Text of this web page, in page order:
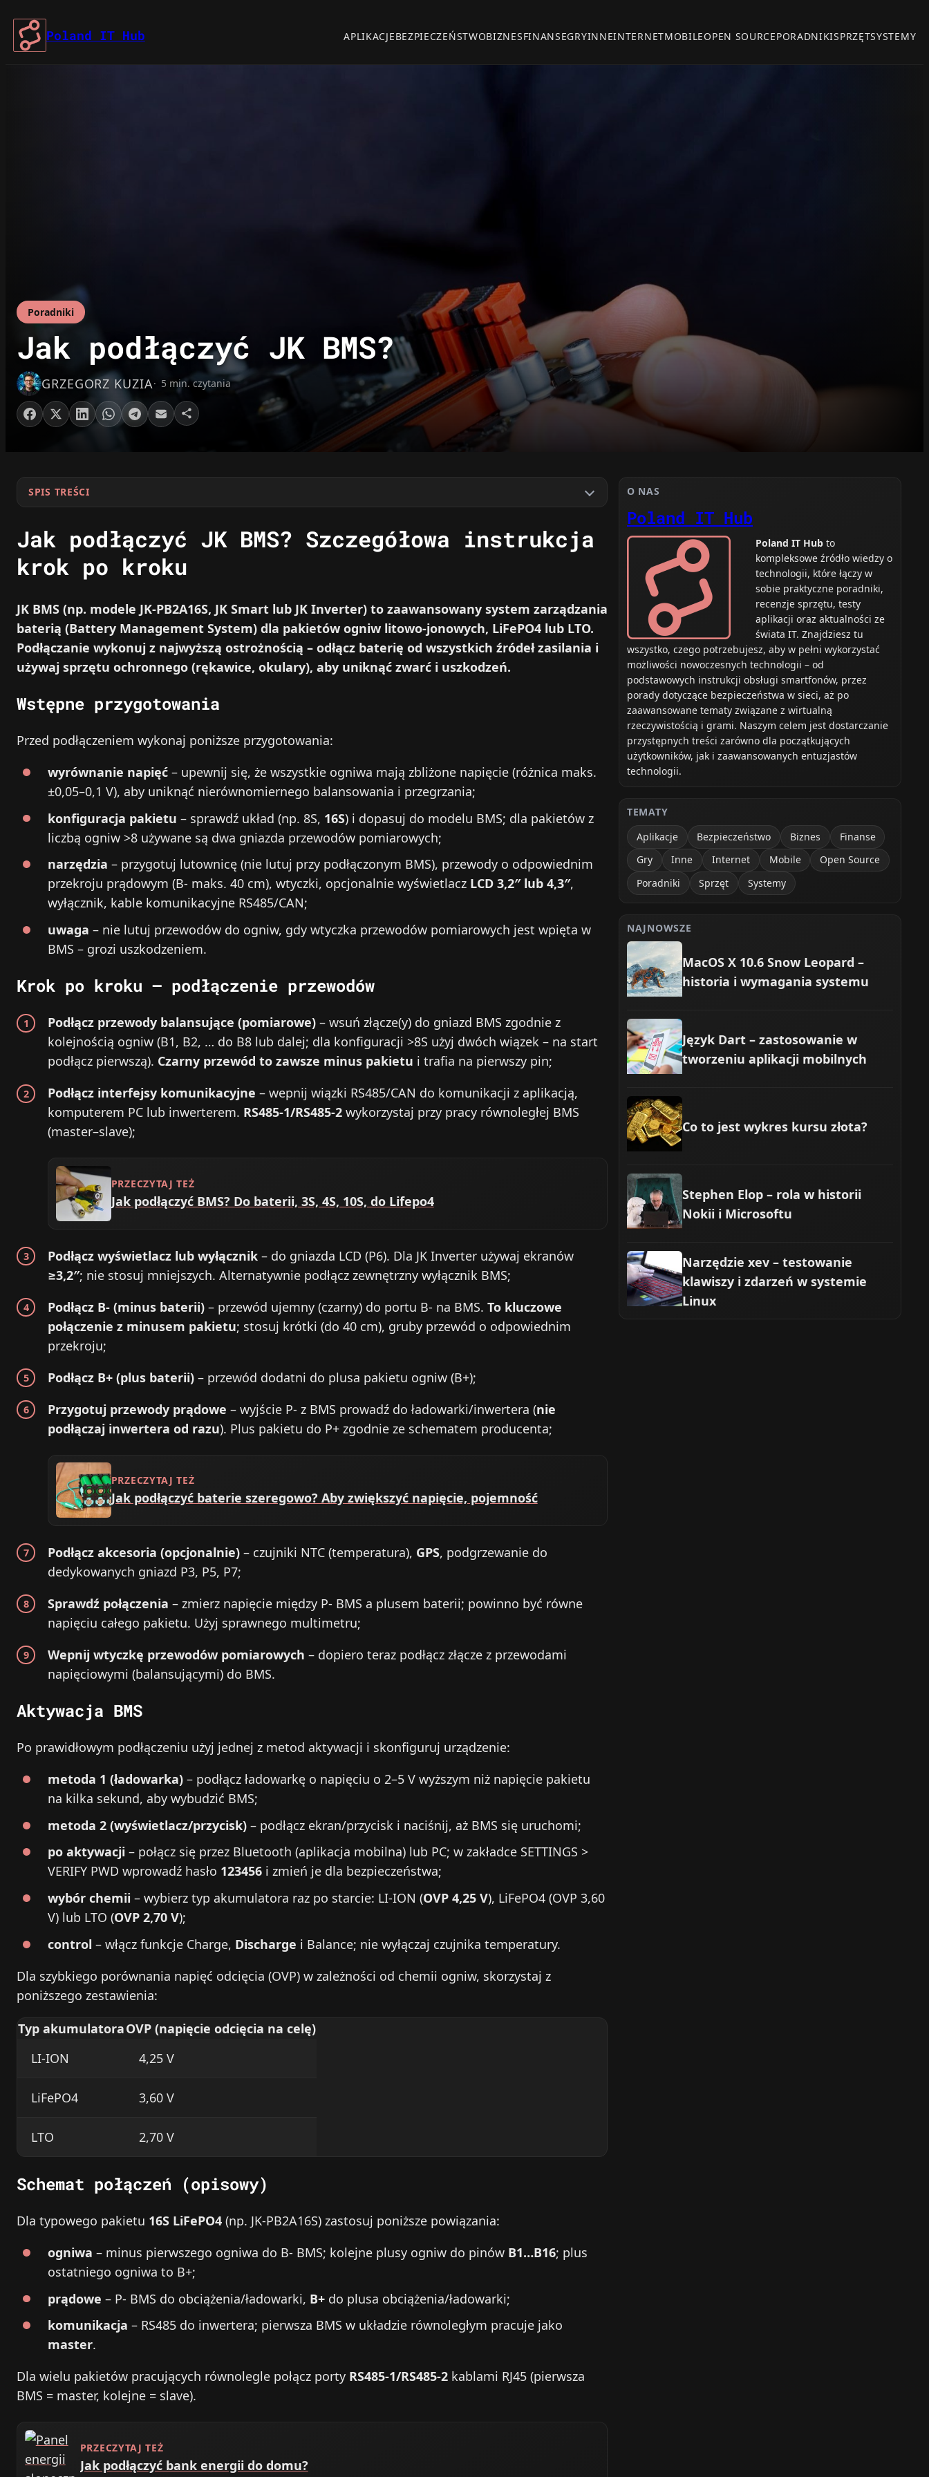
Przejdź
do
treści
Poland IT Hub APLIKACJEBEZPIECZEŃSTWOBIZNESFINANSEGRYINNEINTERNETMOBILEOPEN SOURCEPORADNIKISPRZĘTSYSTEMY
Poradniki
Jak podłączyć JK BMS?
GRZEGORZ KUZIA 5 min. czytania
SPIS TREŚCI
Jak podłączyć JK BMS? Szczegółowa instrukcja
krok po kroku
JK BMS (np. modele JK-PB2A16S, JK Smart lub JK Inverter) to zaawansowany system zarządzania
baterią (Battery Management System) dla pakietów ogniw litowo-jonowych, LiFePO4 lub LTO.
Podłączanie wykonuj z najwyższą ostrożnością – odłącz baterię od wszystkich źródeł zasilania i
używaj sprzętu ochronnego (rękawice, okulary), aby uniknąć zwarć i uszkodzeń.
Wstępne przygotowania
Przed podłączeniem wykonaj poniższe przygotowania:
wyrównanie napięć – upewnij się, że wszystkie ogniwa mają zbliżone napięcie (różnica maks.
±0,05–0,1 V), aby uniknąć nierównomiernego balansowania i przegrzania;
konfiguracja pakietu – sprawdź układ (np. 8S, 16S) i dopasuj do modelu BMS; dla pakietów z
liczbą ogniw >8 używane są dwa gniazda przewodów pomiarowych;
narzędzia – przygotuj lutownicę (nie lutuj przy podłączonym BMS), przewody o odpowiednim
przekroju prądowym (B- maks. 40 cm), wtyczki, opcjonalnie wyświetlacz LCD 3,2″ lub 4,3″,
wyłącznik, kable komunikacyjne RS485/CAN;
uwaga – nie lutuj przewodów do ogniw, gdy wtyczka przewodów pomiarowych jest wpięta w
BMS – grozi uszkodzeniem.
Krok po kroku – podłączenie przewodów
Podłącz przewody balansujące (pomiarowe) – wsuń złącze(y) do gniazd BMS zgodnie z
kolejnością ogniw (B1, B2, … do B8 lub dalej; dla konfiguracji >8S użyj dwóch wiązek – na start
podłącz pierwszą). Czarny przewód to zawsze minus pakietu i trafia na pierwszy pin;
Podłącz interfejsy komunikacyjne – wepnij wiązki RS485/CAN do komunikacji z aplikacją,
komputerem PC lub inwerterem. RS485-1/RS485-2 wykorzystaj przy pracy równoległej BMS
(master–slave);
PRZECZYTAJ TEŻ
Jak podłączyć BMS? Do baterii, 3S, 4S, 10S, do Lifepo4
Podłącz wyświetlacz lub wyłącznik – do gniazda LCD (P6). Dla JK Inverter używaj ekranów
≥3,2″; nie stosuj mniejszych. Alternatywnie podłącz zewnętrzny wyłącznik BMS;
Podłącz B- (minus baterii) – przewód ujemny (czarny) do portu B- na BMS. To kluczowe
połączenie z minusem pakietu; stosuj krótki (do 40 cm), gruby przewód o odpowiednim
przekroju;
Podłącz B+ (plus baterii) – przewód dodatni do plusa pakietu ogniw (B+);
Przygotuj przewody prądowe – wyjście P- z BMS prowadź do ładowarki/inwertera (nie
podłączaj inwertera od razu). Plus pakietu do P+ zgodnie ze schematem producenta;
PRZECZYTAJ TEŻ
Jak podłączyć baterie szeregowo? Aby zwiększyć napięcie, pojemność
Podłącz akcesoria (opcjonalnie) – czujniki NTC (temperatura), GPS, podgrzewanie do
dedykowanych gniazd P3, P5, P7;
Sprawdź połączenia – zmierz napięcie między P- BMS a plusem baterii; powinno być równe
napięciu całego pakietu. Użyj sprawnego multimetru;
Wepnij wtyczkę przewodów pomiarowych – dopiero teraz podłącz złącze z przewodami
napięciowymi (balansującymi) do BMS.
Aktywacja BMS
Po prawidłowym podłączeniu użyj jednej z metod aktywacji i skonfiguruj urządzenie:
metoda 1 (ładowarka) – podłącz ładowarkę o napięciu o 2–5 V wyższym niż napięcie pakietu
na kilka sekund, aby wybudzić BMS;
metoda 2 (wyświetlacz/przycisk) – podłącz ekran/przycisk i naciśnij, aż BMS się uruchomi;
po aktywacji – połącz się przez Bluetooth (aplikacja mobilna) lub PC; w zakładce SETTINGS >
VERIFY PWD wprowadź hasło 123456 i zmień je dla bezpieczeństwa;
wybór chemii – wybierz typ akumulatora raz po starcie: LI-ION (OVP 4,25 V), LiFePO4 (OVP 3,60
V) lub LTO (OVP 2,70 V);
control – włącz funkcje Charge, Discharge i Balance; nie wyłączaj czujnika temperatury.
Dla szybkiego porównania napięć odcięcia (OVP) w zależności od chemii ogniw, skorzystaj z
poniższego zestawienia:
Typ akumulatoraOVP (napięcie odcięcia na celę)
LI-ION
4,25 V
LiFePO4 3,60 V
LTO 2,70 V
Schemat połączeń (opisowy)
Dla typowego pakietu 16S LiFePO4 (np. JK-PB2A16S) zastosuj poniższe powiązania:
ogniwa – minus pierwszego ogniwa do B- BMS; kolejne plusy ogniw do pinów B1…B16; plus
ostatniego ogniwa to B+;
prądowe – P- BMS do obciążenia/ładowarki, B+ do plusa obciążenia/ładowarki;
komunikacja – RS485 do inwertera; pierwsza BMS w układzie równoległym pracuje jako
master.
Dla wielu pakietów pracujących równolegle połącz porty RS485-1/RS485-2 kablami RJ45 (pierwsza
BMS = master, kolejne = slave).
PRZECZYTAJ TEŻ
Jak podłączyć bank energii do domu?
O NAS
Poland IT Hub
Poland IT Hub to
kompleksowe źródło wiedzy o
technologii, które łączy w
sobie praktyczne poradniki,
recenzje sprzętu, testy
aplikacji oraz aktualności ze
świata IT. Znajdziesz tu
wszystko, czego potrzebujesz, aby w pełni wykorzystać
możliwości nowoczesnych technologii – od
podstawowych instrukcji obsługi smartfonów, przez
porady dotyczące bezpieczeństwa w sieci, aż po
zaawansowane tematy związane z wirtualną
rzeczywistością i grami. Naszym celem jest dostarczanie
przystępnych treści zarówno dla początkujących
użytkowników, jak i zaawansowanych entuzjastów
technologii.
TEMATY
Aplikacje
Bezpieczeństwo Biznes
Finanse
Gry
Inne Internet Mobile
Open Source
Poradniki
Sprzęt Systemy
NAJNOWSZE
MacOS X 10.6 Snow Leopard –
historia i wymagania systemu
Język Dart – zastosowanie w
tworzeniu aplikacji mobilnych
Co to jest wykres kursu złota?
Stephen Elop – rola w historii
Nokii i Microsoftu
Narzędzie xev – testowanie
klawiszy i zdarzeń w systemie
Linux